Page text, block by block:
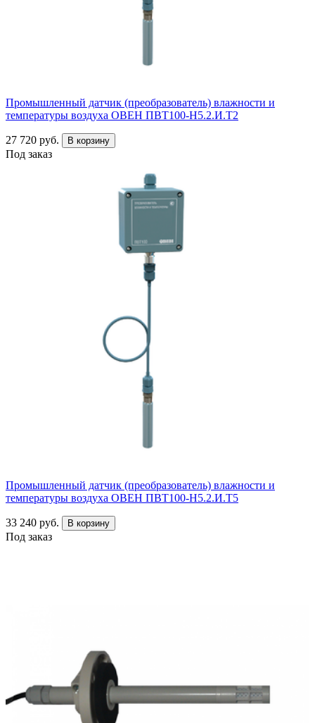
Промышленный датчик (преобразователь) влажности и
температуры воздуха ОВЕН ПВТ100-Н5.2.И.Т2
27 720 руб. В корзину
Под заказ
Промышленный датчик (преобразователь) влажности и
температуры воздуха ОВЕН ПВТ100-Н5.2.И.Т5
33 240 руб. В корзину
Под заказ